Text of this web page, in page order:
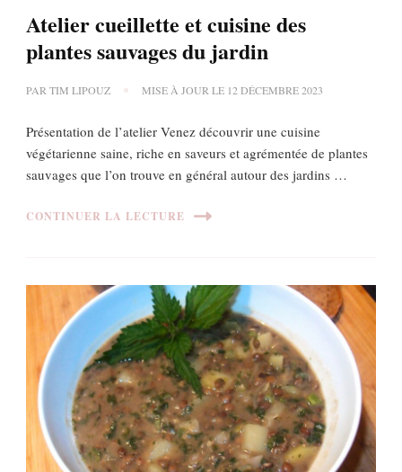
Atelier cueillette et cuisine des
plantes sauvages du jardin
PAR TIM LIPOUZ MISE À JOUR LE 12 DÉCEMBRE 2023
Présentation de l’atelier Venez découvrir une cuisine
végétarienne saine, riche en saveurs et agrémentée de plantes
sauvages que l’on trouve en général autour des jardins …
CONTINUER LA LECTURE